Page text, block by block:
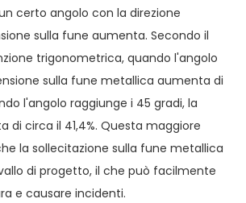
certo angolo con la direzione
sulla fune aumenta. Secondo il
trigonometrica, quando l'angolo
sulla fune metallica aumenta di
l'angolo raggiunge i 45 gradi, la
di circa il 41,4%. Questa maggiore
la sollecitazione sulla fune metallica
di progetto, il che può facilmente
e causare incidenti.